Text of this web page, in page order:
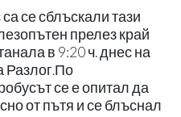
се сблъскали тази
прелез край
в 9:20 ч. днес на
Разлог.По
се е опитал да
от пътя и се блъснал